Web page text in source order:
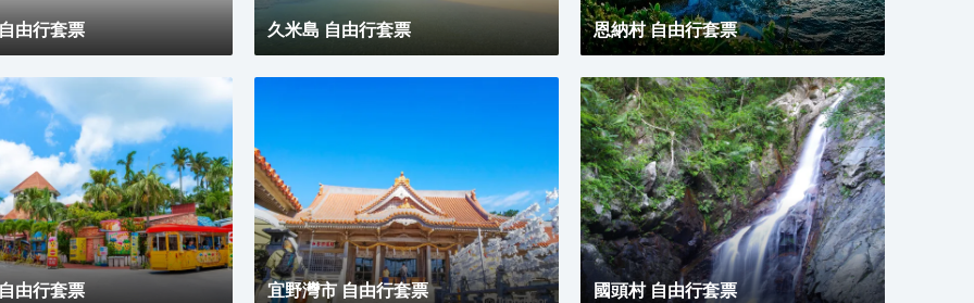
由行套票 久米島 自由行套票 恩納村 自由行套票
由行套票 宜野灣市 自由行套票 國頭村 自由行套票